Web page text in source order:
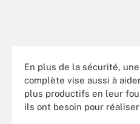
En plus de la sécurité,
complète vise aussi à
plus productifs en leur
ils ont besoin pour